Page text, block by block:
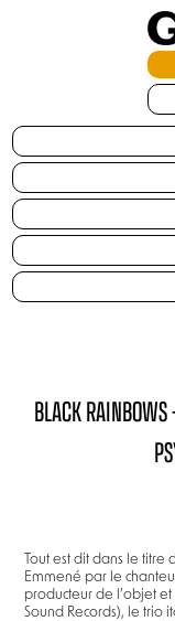
BLACK
Tout est dit dans le
Emmené par le
producteur de l’objet et
Sound Records), le trio